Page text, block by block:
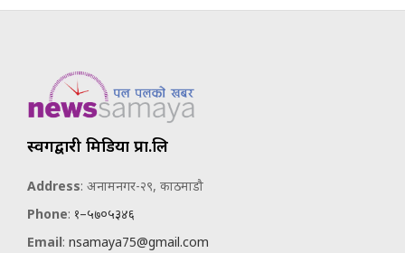
स्वर्गद्वारी मिडिया प्रा.लि
Address: अनामनगर-२९, काठमाडौ
Phone: १–५७०५३४६
Email: nsamaya75@gmail.com